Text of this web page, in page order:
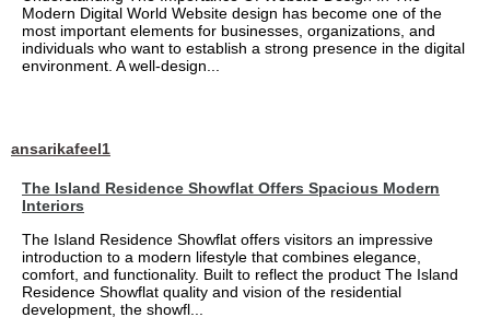
Modern Digital World Website design has become one of the
most important elements for businesses, organizations, and
individuals who want to establish a strong presence in the digital
environment. A well-design...
ansarikafeel1
The Island Residence Showflat Offers Spacious Modern
Interiors
The Island Residence Showflat offers visitors an impressive
introduction to a modern lifestyle that combines elegance,
comfort, and functionality. Built to reflect the product The Island
Residence Showflat quality and vision of the residential
development, the showfl...